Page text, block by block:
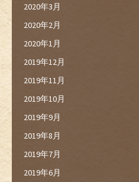
2020年3月
2020年2月
2020年1月
2019年12月
2019年11月
2019年10月
2019年9月
2019年8月
2019年7月
2019年6月